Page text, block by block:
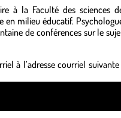
à la Faculté des sciences
en milieu éducatif.
de conférences sur le
à l’adresse courriel suivante